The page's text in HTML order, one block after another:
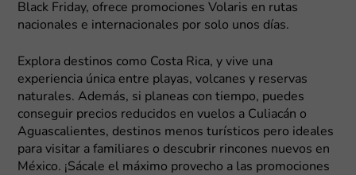
Black Friday, ofrece promociones Volaris en rutas
nacionales e internacionales por solo unos días.
Explora destinos como Costa Rica, y vive una
experiencia única entre playas, volcanes y reservas
naturales. Además, si planeas con tiempo, puedes
conseguir precios reducidos en vuelos a Culiacán o
Aguascalientes, destinos menos turísticos pero ideales
para visitar a familiares o descubrir rincones nuevos en
México. ¡Sácale el máximo provecho a las promociones